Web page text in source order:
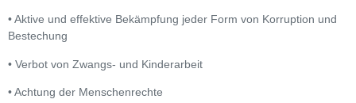
• Aktive und effektive Bekämpfung jeder Form von Korruption und
Bestechung
• Verbot von Zwangs- und Kinderarbeit
• Achtung der Menschenrechte